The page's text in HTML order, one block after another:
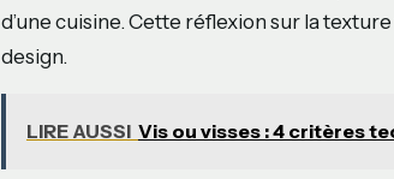
d’une cuisine. Cette réflexion sur la
design.
LIRE AUSSI Vis ou visses : 4 critères